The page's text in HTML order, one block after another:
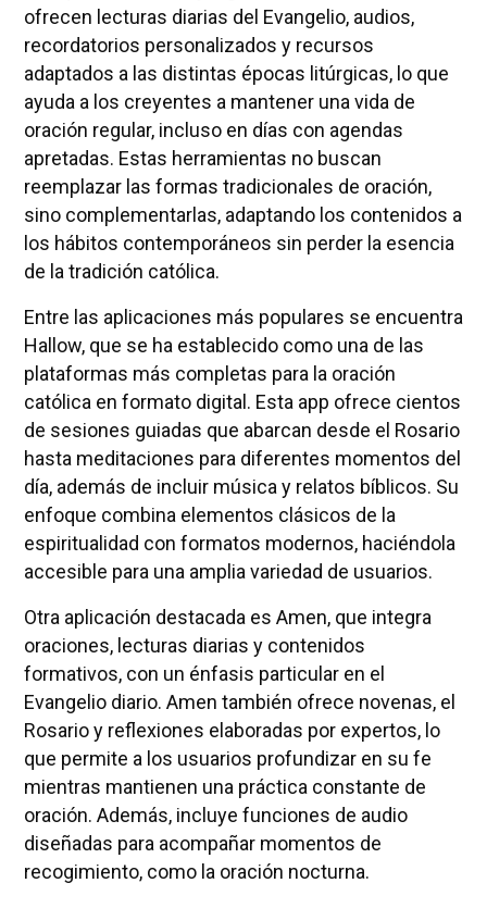
ofrecen lecturas diarias del Evangelio, audios,
recordatorios personalizados y recursos
adaptados a las distintas épocas litúrgicas, lo que
ayuda a los creyentes a mantener una vida de
oración regular, incluso en días con agendas
apretadas. Estas herramientas no buscan
reemplazar las formas tradicionales de oración,
sino complementarlas, adaptando los contenidos a
los hábitos contemporáneos sin perder la esencia
de la tradición católica.
Entre las aplicaciones más populares se encuentra
Hallow, que se ha establecido como una de las
plataformas más completas para la oración
católica en formato digital. Esta app ofrece cientos
de sesiones guiadas que abarcan desde el Rosario
hasta meditaciones para diferentes momentos del
día, además de incluir música y relatos bíblicos. Su
enfoque combina elementos clásicos de la
espiritualidad con formatos modernos, haciéndola
accesible para una amplia variedad de usuarios.
Otra aplicación destacada es Amen, que integra
oraciones, lecturas diarias y contenidos
formativos, con un énfasis particular en el
Evangelio diario. Amen también ofrece novenas, el
Rosario y reflexiones elaboradas por expertos, lo
que permite a los usuarios profundizar en su fe
mientras mantienen una práctica constante de
oración. Además, incluye funciones de audio
diseñadas para acompañar momentos de
recogimiento, como la oración nocturna.